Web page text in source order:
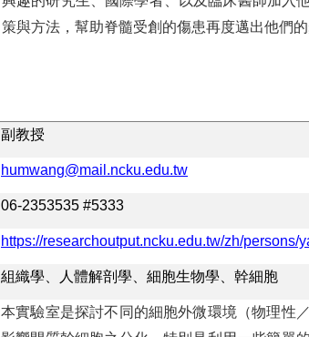
策與方法，幫助脊髓受創的傷患再度邁出他們的
副教授
humwang@mail.ncku.edu.tw
06-2353535 #5333
https://researchoutput.ncku.edu.tw/zh/persons/
組織學、人體解剖學、細胞生物學、幹細胞
本實驗室是探討不同的細胞外微環境（物理性